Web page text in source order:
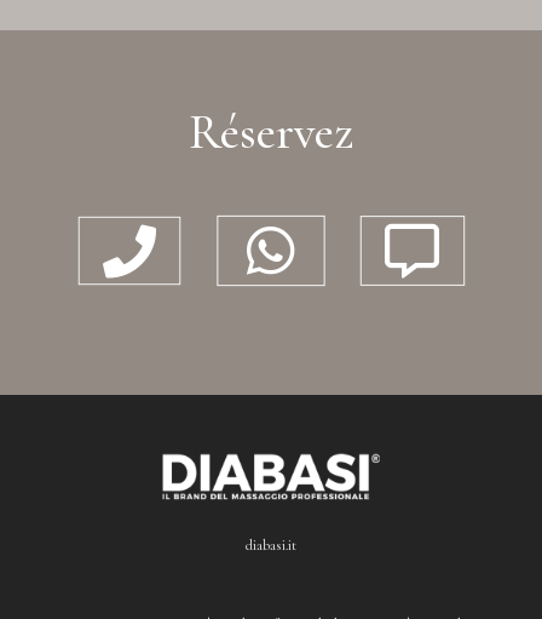
Réservez
  
diabasi.it